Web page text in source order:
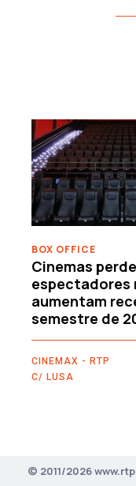
BOX OFFICE
Cinemas
espectadores
aumentam
semestre de
CINEMAX - RTP
C/ LUSA
© 2011/2026